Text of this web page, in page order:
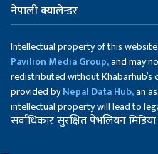
नेपाली क्यालेन्डर
Intellectual property of this
Pavilion Media Group,and may
redistributed without Khabarhub’s
provided byNepal Data Hub,an
intellectual property will lead to
सर्वाधिकार सुरक्षित पेभलियन